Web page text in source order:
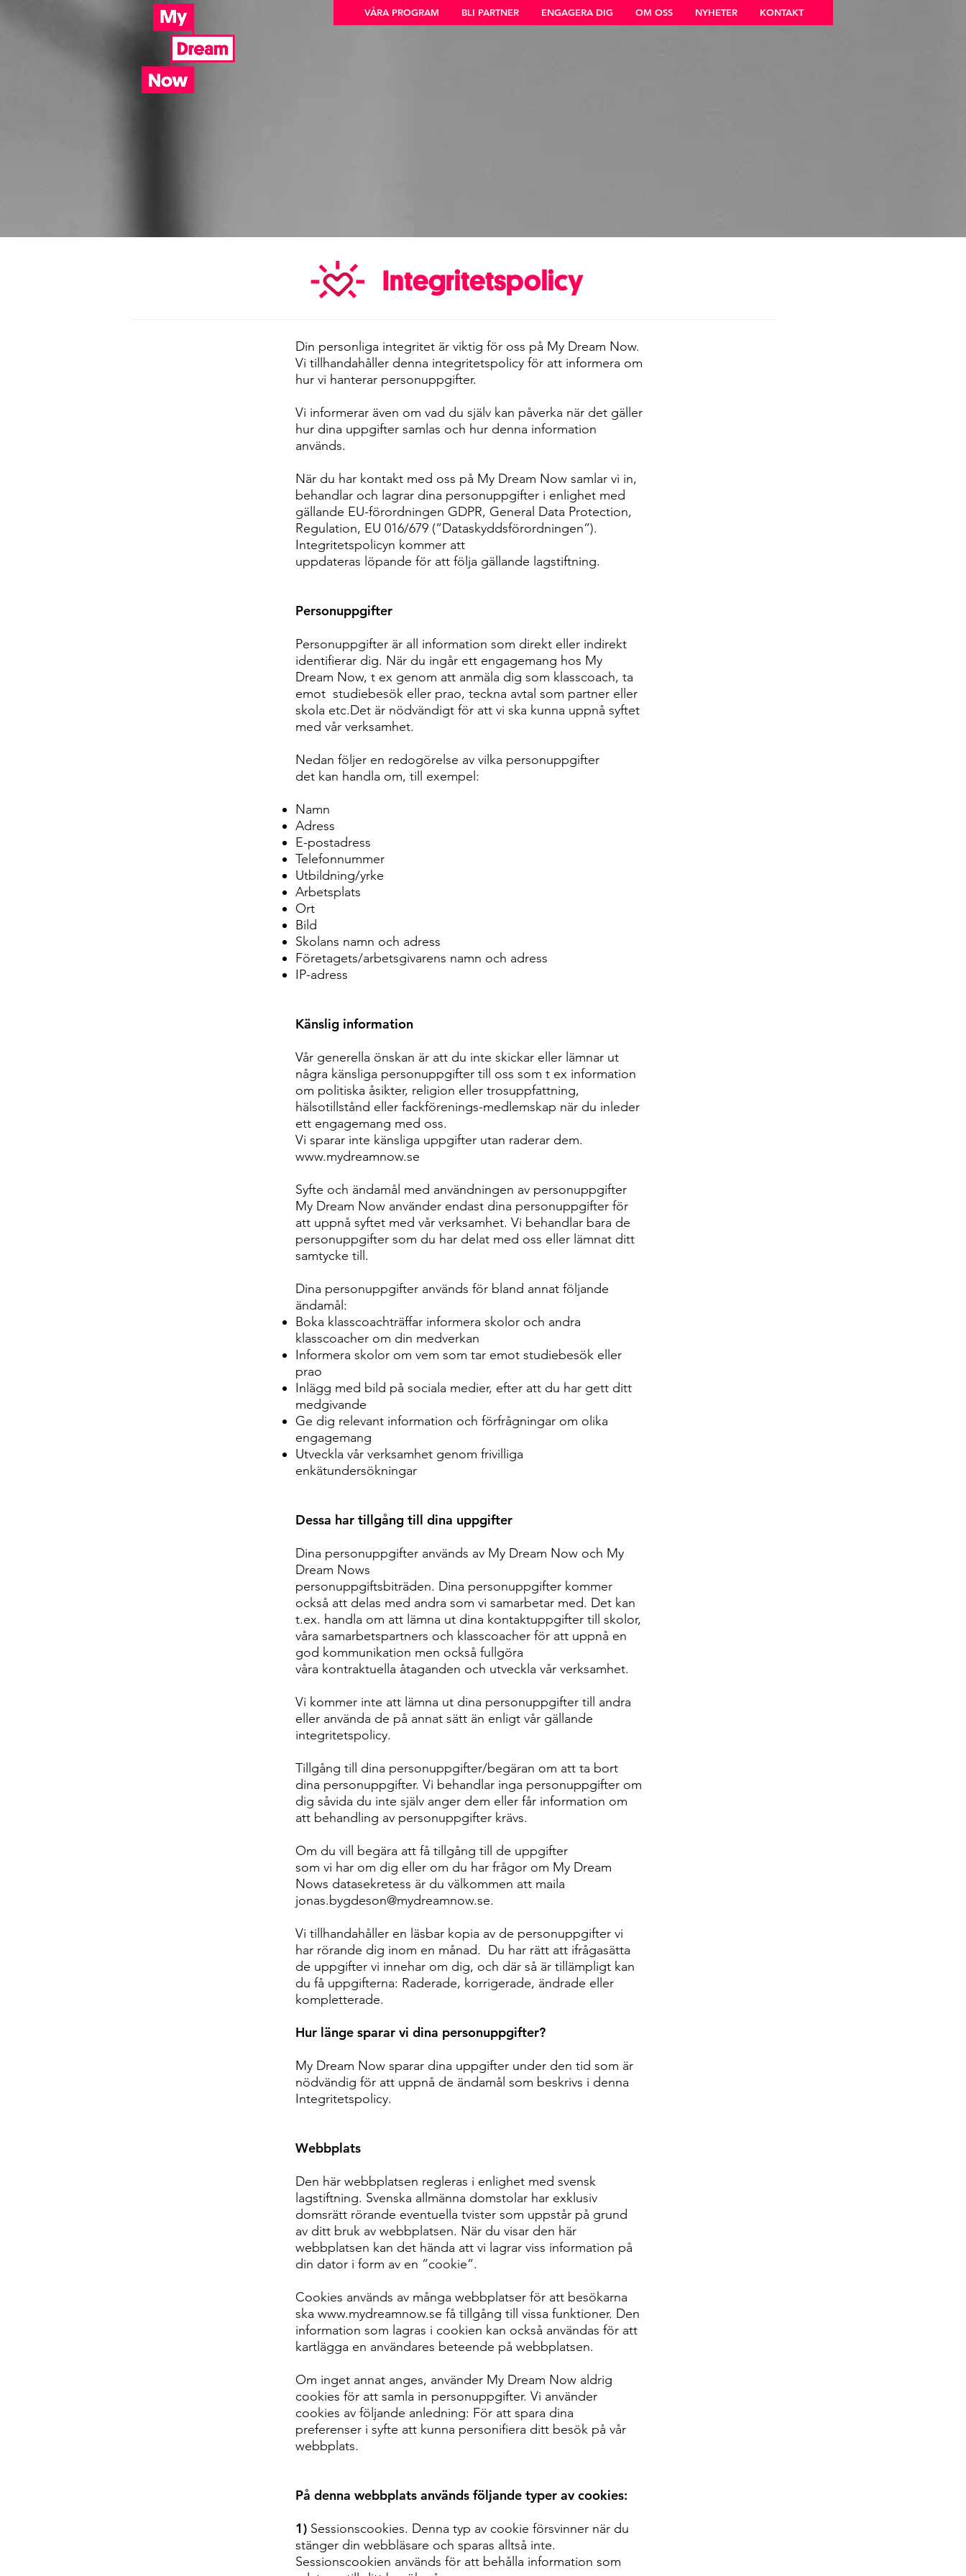
VÅRA PROGRAM BLI PARTNER ENGAGERA DIG OM OSS NYHETER KONTAKT
Integritetspolicy
Din personliga integritet är viktig för oss på My Dream Now.
Vi tillhandahåller denna integritetspolicy för att informera om
hur vi hanterar personuppgifter.
Vi informerar även om vad du själv kan påverka när det gäller
hur dina uppgifter samlas och hur denna information
används.
När du har kontakt med oss på My Dream Now samlar vi in,
behandlar och lagrar dina personuppgifter i enlighet med
gällande EU-förordningen GDPR, General Data Protection,
Regulation, EU 016/679 (”Dataskyddsförordningen”).
Integritetspolicyn kommer att
uppdateras löpande för att följa gällande lagstiftning.
Personuppgifter
Personuppgifter är all information som direkt eller indirekt
identifierar dig. När du ingår ett engagemang hos My
Dream Now, t ex genom att anmäla dig som klasscoach, ta
emot studiebesök eller prao, teckna avtal som partner eller
skola etc.Det är nödvändigt för att vi ska kunna uppnå syftet
med vår verksamhet.
Nedan följer en redogörelse av vilka personuppgifter
det kan handla om, till exempel:
Namn
Adress
E-postadress
Telefonnummer
Utbildning/yrke
Arbetsplats
Ort
Bild
Skolans namn och adress
Företagets/arbetsgivarens namn och adress
IP-adress
Känslig information
Vår generella önskan är att du inte skickar eller lämnar ut
några känsliga personuppgifter till oss som t ex information
om politiska åsikter, religion eller trosuppfattning,
hälsotillstånd eller fackförenings-medlemskap när du inleder
ett engagemang med oss.
Vi sparar inte känsliga uppgifter utan raderar dem.
www.mydreamnow.se
Syfte och ändamål med användningen av personuppgifter
My Dream Now använder endast dina personuppgifter för
att uppnå syftet med vår verksamhet. Vi behandlar bara de
personuppgifter som du har delat med oss eller lämnat ditt
samtycke till.
Dina personuppgifter används för bland annat följande
ändamål:
Boka klasscoachträffar informera skolor och andra
klasscoacher om din medverkan
Informera skolor om vem som tar emot studiebesök eller
prao
Inlägg med bild på sociala medier, efter att du har gett ditt
medgivande
Ge dig relevant information och förfrågningar om olika
engagemang
Utveckla vår verksamhet genom frivilliga
enkätundersökningar
Dessa har tillgång till dina uppgifter
Dina personuppgifter används av My Dream Now och My
Dream Nows
personuppgiftsbiträden. Dina personuppgifter kommer
också att delas med andra som vi samarbetar med. Det kan
t.ex. handla om att lämna ut dina kontaktuppgifter till skolor,
våra samarbetspartners och klasscoacher för att uppnå en
god kommunikation men också fullgöra
våra kontraktuella åtaganden och utveckla vår verksamhet.
Vi kommer inte att lämna ut dina personuppgifter till andra
eller använda de på annat sätt än enligt vår gällande
integritetspolicy.
Tillgång till dina personuppgifter/begäran om att ta bort
dina personuppgifter. Vi behandlar inga personuppgifter om
dig såvida du inte själv anger dem eller får information om
att behandling av personuppgifter krävs.
Om du vill begära att få tillgång till de uppgifter
som vi har om dig eller om du har frågor om My Dream
Nows datasekretess är du välkommen att maila
jonas.bygdeson@mydreamnow.se.
Vi tillhandahåller en läsbar kopia av de personuppgifter vi
har rörande dig inom en månad. Du har rätt att ifrågasätta
de uppgifter vi innehar om dig, och där så är tillämpligt kan
du få uppgifterna: Raderade, korrigerade, ändrade eller
kompletterade.
Hur länge sparar vi dina personuppgifter?
My Dream Now sparar dina uppgifter under den tid som är
nödvändig för att uppnå de ändamål som beskrivs i denna
Integritetspolicy.
Webbplats
Den här webbplatsen regleras i enlighet med svensk
lagstiftning. Svenska allmänna domstolar har exklusiv
domsrätt rörande eventuella tvister som uppstår på grund
av ditt bruk av webbplatsen. När du visar den här
webbplatsen kan det hända att vi lagrar viss information på
din dator i form av en ”cookie”.
Cookies används av många webbplatser för att besökarna
ska www.mydreamnow.se få tillgång till vissa funktioner. Den
information som lagras i cookien kan också användas för att
kartlägga en användares beteende på webbplatsen.
Om inget annat anges, använder My Dream Now aldrig
cookies för att samla in personuppgifter. Vi använder
cookies av följande anledning: För att spara dina
preferenser i syfte att kunna personifiera ditt besök på vår
webbplats.
På denna webbplats används följande typer av cookies:
1) Sessionscookies. Denna typ av cookie försvinner när du
stänger din webbläsare och sparas alltså inte.
Sessionscookien används för att behålla information som